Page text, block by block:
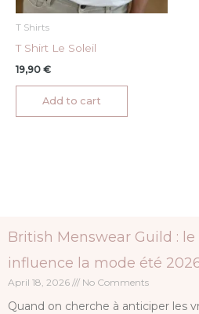
T Shirts
T Shirt Le Soleil
19,90 €
Add to cart
British Menswear Guild :
influence la mode été
April 18, 2026 No Comments
Quand on cherche à anticiper les